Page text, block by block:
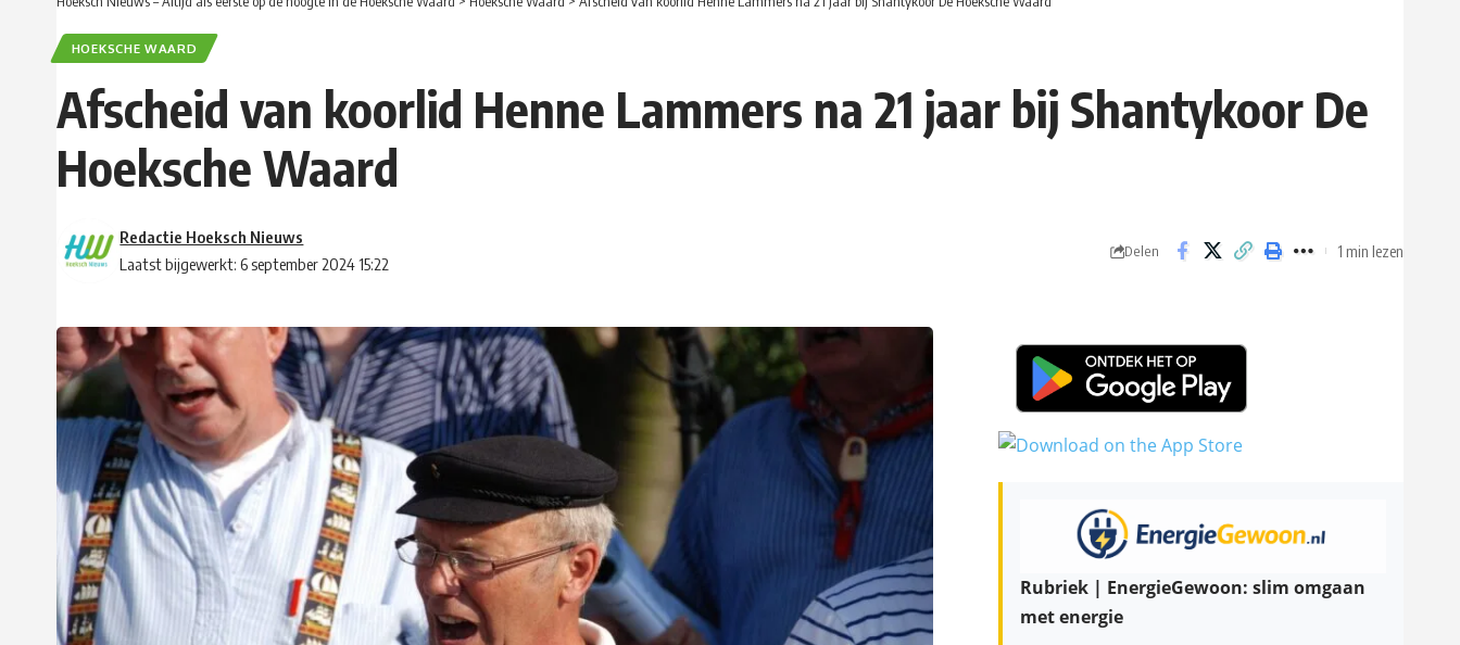
HOEKSCHE WAARD
Afscheid van koorlid Henne Lammers na 21 jaar bij Shantykoor De
Hoeksche Waard
Laatst bijgewerkt: 6 september 2024 15:22
Redactie Hoeksch Nieuws
Delen 1 min lezen
Rubriek | EnergieGewoon: slim omgaan
met energie